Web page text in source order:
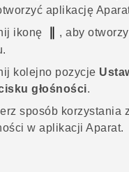
aplikację
ikonę
, aby
kolejno pozycje
głośności.
sposób korzystania
w aplikacji Aparat.